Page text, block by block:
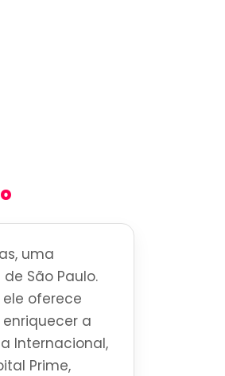
uma
São Paulo.
ele oferece
a
Internacional,
Prime,